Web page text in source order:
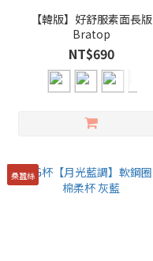
【韓版】好舒服素面長版
Bratop
NT$690
桑蠶絲